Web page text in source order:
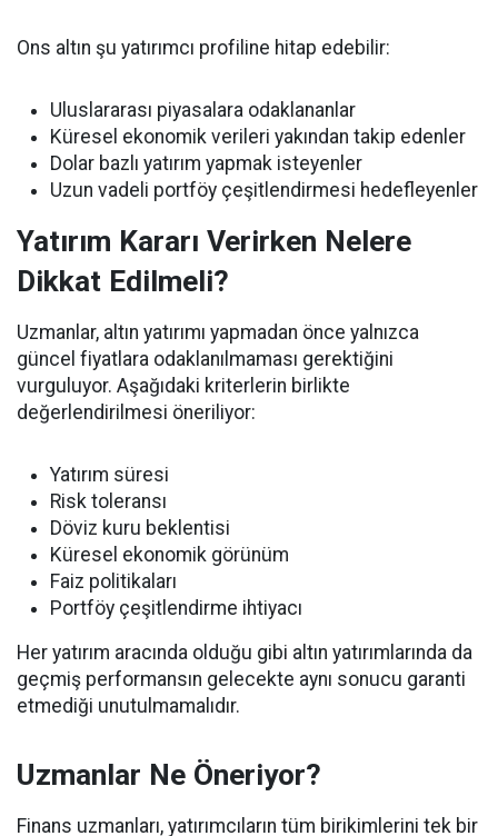
Ons altın şu yatırımcı profiline hitap edebilir:
Uluslararası piyasalara odaklananlar
Küresel ekonomik verileri yakından takip edenler
Dolar bazlı yatırım yapmak isteyenler
Uzun vadeli portföy çeşitlendirmesi hedefleyenler
Yatırım Kararı Verirken Nelere
Dikkat Edilmeli?
Uzmanlar, altın yatırımı yapmadan önce yalnızca
güncel fiyatlara odaklanılmaması gerektiğini
vurguluyor. Aşağıdaki kriterlerin birlikte
değerlendirilmesi öneriliyor:
Yatırım süresi
Risk toleransı
Döviz kuru beklentisi
Küresel ekonomik görünüm
Faiz politikaları
Portföy çeşitlendirme ihtiyacı
Her yatırım aracında olduğu gibi altın yatırımlarında da
geçmiş performansın gelecekte aynı sonucu garanti
etmediği unutulmamalıdır.
Uzmanlar Ne Öneriyor?
Finans uzmanları, yatırımcıların tüm birikimlerini tek bir